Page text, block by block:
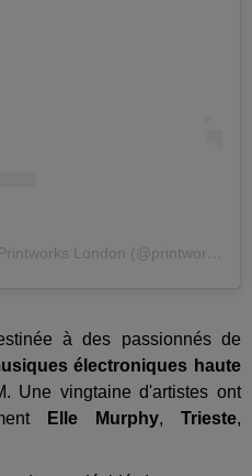
à des passionnés de
électroniques haute
Une vingtaine d'artistes ont
Elle Murphy, Trieste,